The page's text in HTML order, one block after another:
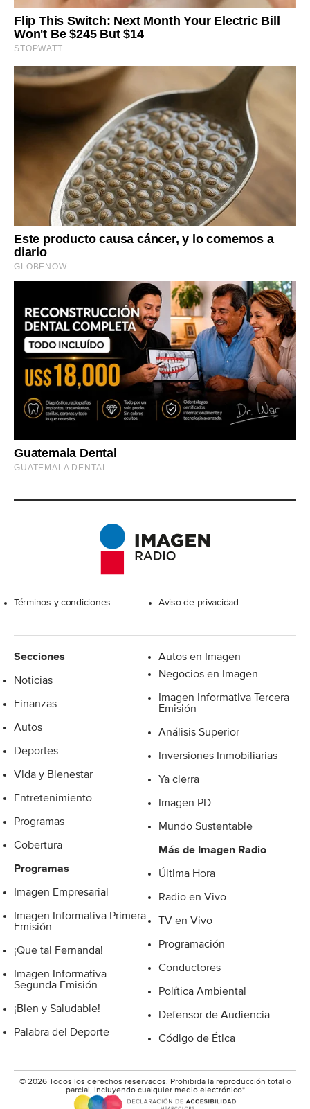
Términos y condiciones Aviso de privacidad
Secciones
Noticias
Finanzas
Autos
Deportes
Vida y Bienestar
Entretenimiento
Programas
Cobertura
Programas
Imagen Empresarial
Imagen Informativa Primera
Emisión
¡Que tal Fernanda!
Imagen Informativa
Segunda Emisión
¡Bien y Saludable!
Palabra del Deporte
Autos en Imagen
Negocios en Imagen
Imagen Informativa Tercera
Emisión
Análisis Superior
Inversiones Inmobiliarias
Ya cierra
Imagen PD
Mundo Sustentable
Más de Imagen Radio
Última Hora
Radio en Vivo
TV en Vivo
Programación
Conductores
Política Ambiental
Defensor de Audiencia
Código de Ética
© 2026 Todos los derechos reservados. Prohibida la reproducción total o
parcial, incluyendo cualquier medio electrónico*